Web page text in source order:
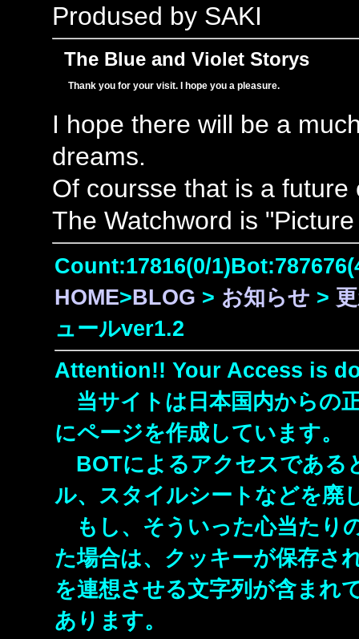
Prodused by SAKI
The Blue and Violet Storys
Thank you for your visit. I hope you a pleasure.
I hope there will be a
dreams.
Of coursse that is a future
The Watchword is
Count:17816(0/
HOME>BLOG > お知らせ >
ュールver1.2
Attention!! Your Access is
当サイトは日本国内からの
にページを作成しています。
BOTによるアクセスである
ル、スタイルシートなどを廃
もし、そういった心当たり
た場合は、クッキーが保存さ
を連想させる文字列が含まれ
あります。